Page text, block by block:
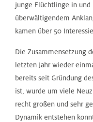
junge Flüchtlinge in
überwältigendem
kamen über 50
Die Zusammensetzung
letzten Jahr wieder
bereits seit Gründung
ist, wurde um viele
recht großen und sehr
Dynamik entstehen